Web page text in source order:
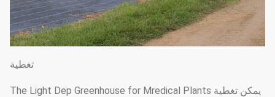
تغطية
يمكن تغطية The Light Dep Greenhouse for Mredical Plants